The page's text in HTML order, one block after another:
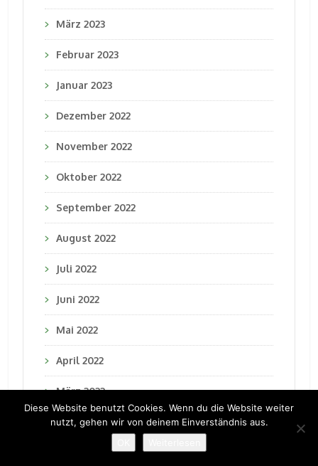
März 2023
Februar 2023
Januar 2023
Dezember 2022
November 2022
Oktober 2022
September 2022
August 2022
Juli 2022
Juni 2022
Mai 2022
April 2022
März 2022
Februar 2022
Januar 2022
Diese Website benutzt Cookies. Wenn du die Website weiter
nutzt, gehen wir von deinem Einverständnis aus.